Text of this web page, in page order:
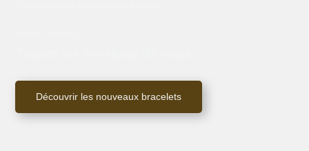
Découvrir les nouveaux bracelets